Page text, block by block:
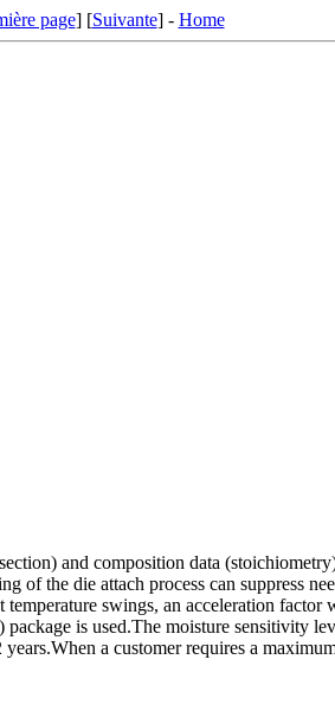
page] [Suivante] - Home
and composition data
of the die attach process can suppress
swings, an acceleration
is used.The moisture sensitivity
a customer requires a